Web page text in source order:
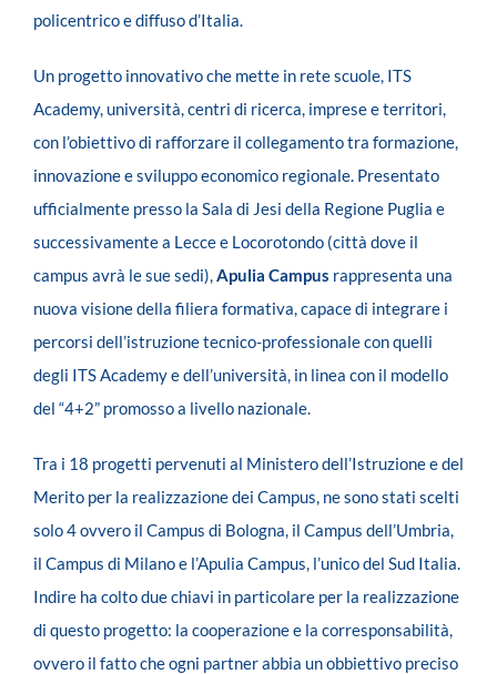
policentrico e diffuso d’Italia.
Un progetto innovativo che mette in rete scuole, ITS
Academy, università, centri di ricerca, imprese e territori,
con l’obiettivo di rafforzare il collegamento tra formazione,
innovazione e sviluppo economico regionale. Presentato
ufficialmente presso la Sala di Jesi della Regione Puglia e
successivamente a Lecce e Locorotondo (città dove il
campus avrà le sue sedi),Apulia Campus rappresenta una
nuova visione della filiera formativa, capace di integrare i
percorsi dell’istruzione tecnico-professionale con quelli
degli ITS Academy e dell’università, in linea con il modello
del “4+2” promosso a livello nazionale.
Tra i 18 progetti pervenuti al Ministero dell’Istruzione e del
Merito per la realizzazione dei Campus, ne sono stati scelti
solo 4 ovvero il Campus di Bologna, il Campus dell’Umbria,
il Campus di Milano e l’Apulia Campus, l’unico del Sud Italia.
Indire ha colto due chiavi in particolare per la realizzazione
di questo progetto: la cooperazione e la corresponsabilità,
ovvero il fatto che ogni partner abbia un obbiettivo preciso